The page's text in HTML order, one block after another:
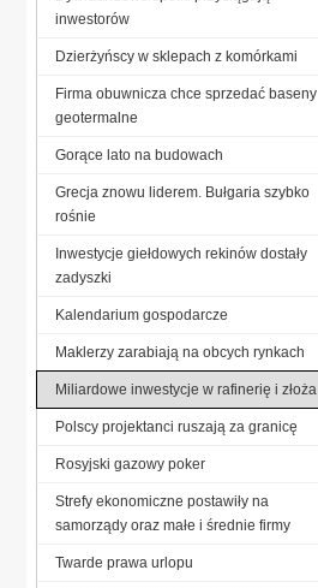
inwestorów
Dzierżyńscy w sklepach z komórkami
Firma obuwnicza chce sprzedać baseny
geotermalne
Gorące lato na budowach
Grecja znowu liderem. Bułgaria szybko
rośnie
Inwestycje giełdowych rekinów dostały
zadyszki
Kalendarium gospodarcze
Maklerzy zarabiają na obcych rynkach
Miliardowe inwestycje w rafinerię i złoża
Polscy projektanci ruszają za granicę
Rosyjski gazowy poker
Strefy ekonomiczne postawiły na
samorządy oraz małe i średnie firmy
Twarde prawa urlopu